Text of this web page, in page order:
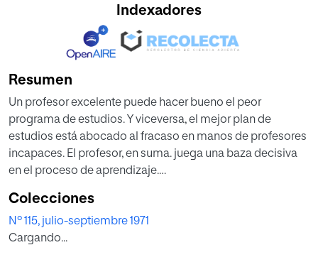
Indexadores
Resumen
Un profesor excelente puede hacer bueno el peor
programa de estudios. Y viceversa, el mejor plan de
estudios está abocado al fracaso en manos de profesores
incapaces. El profesor, en suma. juega una baza decisiva
en el proceso de aprendizaje.
Sin pretender que el docente lo sea todo -el que aprende
en último término es el alumno- y sin querer exigirle un
cúmulo de perfecciones, por lo demás utópico no hay
Colecciones
Nº 115, julio-septiembre 1971
Cargando...